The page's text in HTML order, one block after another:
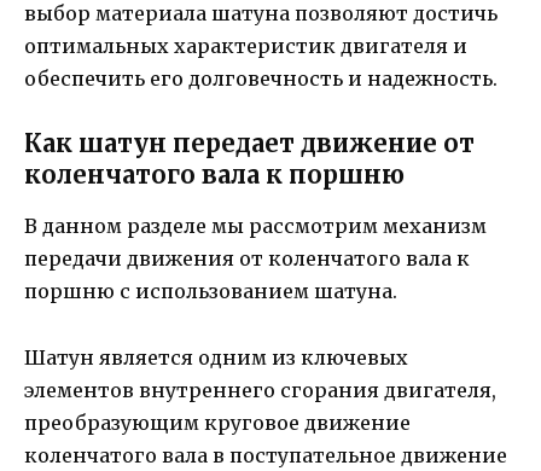
выбор материала шатуна позволяют достичь
оптимальных характеристик двигателя и
обеспечить его долговечность и надежность.
Как шатун передает движение от
коленчатого вала к поршню
В данном разделе мы рассмотрим механизм
передачи движения от коленчатого вала к
поршню с использованием шатуна.
Шатун является одним из ключевых
элементов внутреннего сгорания двигателя,
преобразующим круговое движение
коленчатого вала в поступательное движение